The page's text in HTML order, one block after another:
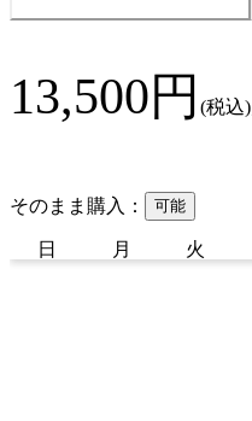
13,500円 (税込)
そのまま購入： 可能
日 月 火